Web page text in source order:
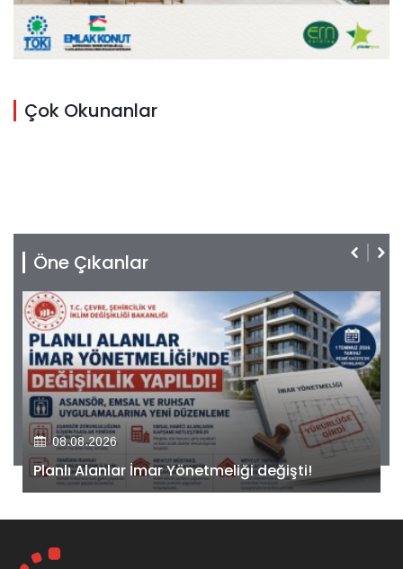
Çok Okunanlar
Öne Çıkanlar
08.08.2026
Kiler GYO’dan Pendik Dolayoba projesiyle ilgili
önemli adım!